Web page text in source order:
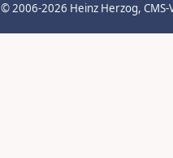
© 2006-2026 Heinz Herzog,